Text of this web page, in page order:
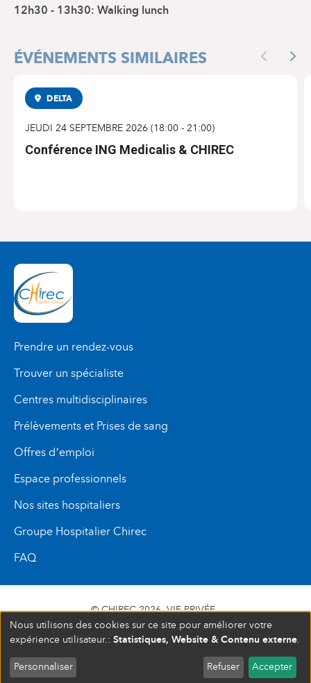
12h30 - 13h30: Walking lunch
ÉVÉNEMENTS SIMILAIRES Previous
DELTA
JEUDI 24 SEPTEMBRE 2026 (18:00 - 21:00)
Conférence ING Medicalis & CHIREC
Prendre un rendez-vous
Trouver un spécialiste
Centres multidisciplinaires
Prélèvements et Prises de sang
Offres d’emploi
Espace professionnels
Nos sites hospitaliers
Groupe Hospitalier Chirec
FAQ
© CHIREC 2026 VIE PRIVÉE
SIÈGE SOCIAL BOULEVARD DU TRIOMPHE 201 1160
BRUXELLES N° D’ENTREPRISE : 472 937 059
Nous utilisons des cookies sur ce site pour améliorer votre
expérience utilisateur.: Statistiques, Website & Contenu externe.
Personnaliser Refuser Accepter